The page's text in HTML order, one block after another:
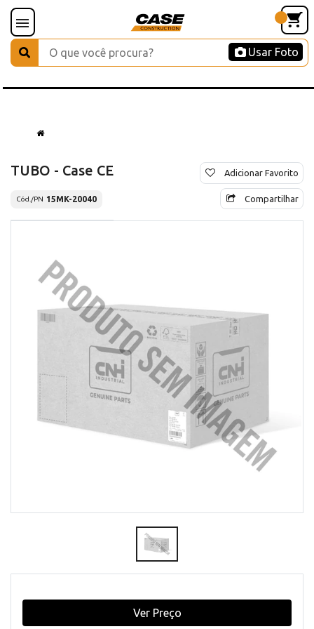
Usar Foto
TUBO - Case CE
Cód./PN 15MK-20040
Adicionar Favorito
Compartilhar
Ver Preço